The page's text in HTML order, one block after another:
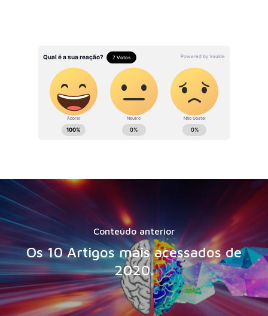
Conteúdo anterior
Os 10 Artigos mais acessados de
2020.